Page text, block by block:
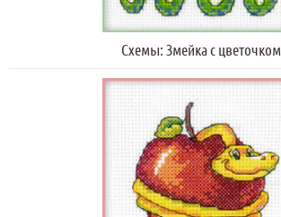
Схемы: Змейка с цветочком